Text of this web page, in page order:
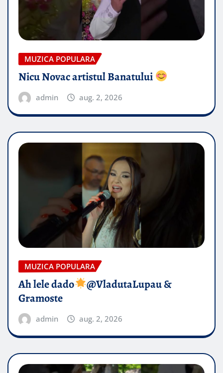
MUZICA POPULARA
Nicu Novac artistul Banatului
admin aug. 2, 2026
MUZICA POPULARA
Ah lele dado​
@VladutaLupau &
Gramoste
admin aug. 2, 2026